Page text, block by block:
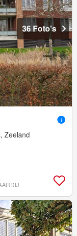
36 Foto's
Zeeland